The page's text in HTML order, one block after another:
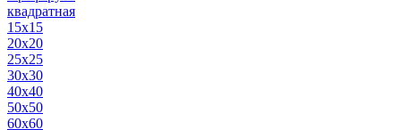
квадратная
15х15
20х20
25х25
30х30
40х40
50х50
60х60